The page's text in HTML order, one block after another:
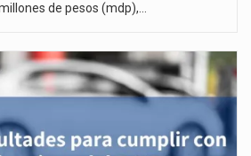
de pesos (mdp),…